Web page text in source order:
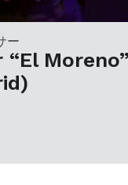
ー
“El Moreno”